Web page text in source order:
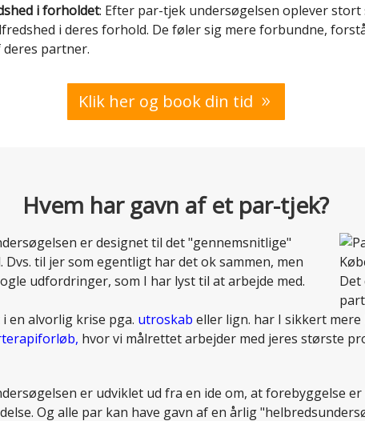
i forholdet: Efter par-tjek undersøgelsen oplever stort
i deres forhold. De føler sig mere forbundne,
partner.
Klik her og book din tid
Hvem har gavn af et par-tjek?
er designet til det "gennemsnitlige"
Dvs. til jer som egentligt har det ok sammen, men
udfordringer, som I har lyst til at arbejde med.
en alvorlig krise pga. utroskab eller lign. har I sikkert
hvor vi målrettet arbejder med jeres største
er udviklet ud fra en ide om, at forebyggelse er
Og alle par kan have gavn af en årlig